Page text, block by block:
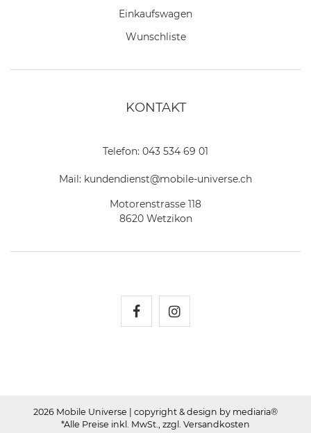
Einkaufswagen
Wunschliste
KONTAKT
Telefon: 043 534 69 01
Mail: kundendienst@mobile-universe.ch
Motorenstrasse 118
8620 Wetzikon
2026 Mobile Universe | copyright & design by mediaria®
*Alle Preise inkl. MwSt., zzgl. Versandkosten